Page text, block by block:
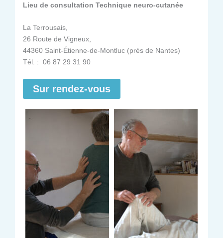
Lieu de consultation Technique neuro-cutanée
La Terrousais,
26 Route de Vigneux,
44360 Saint-Étienne-de-Montluc (près de Nantes)
Tél. : 06 87 29 31 90
Sur rendez-vous